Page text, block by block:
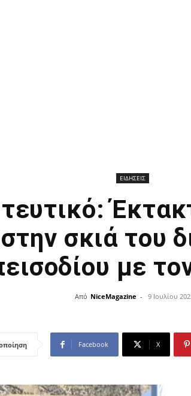
ΕΙΔΗΣΕΙΣ
σκιά του
με
Από NiceMagazine - 9 Ιουλίου
Facebook X